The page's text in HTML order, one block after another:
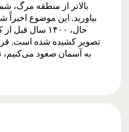
بالاتر از منطقه مرگ،
بیاورید. این موضوع اخیراً
حال، ۱۴۰۰ سال
تصویر کشیده شده است.
به آسمان صعود